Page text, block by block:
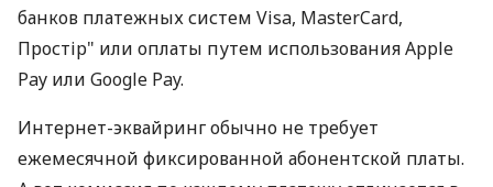
банков платежных систем Visa, MasterCard,
Простір" или оплаты путем использования Apple
Pay или Google Pay.
Интернет-эквайринг обычно не требует
ежемесячной фиксированной абонентской платы.